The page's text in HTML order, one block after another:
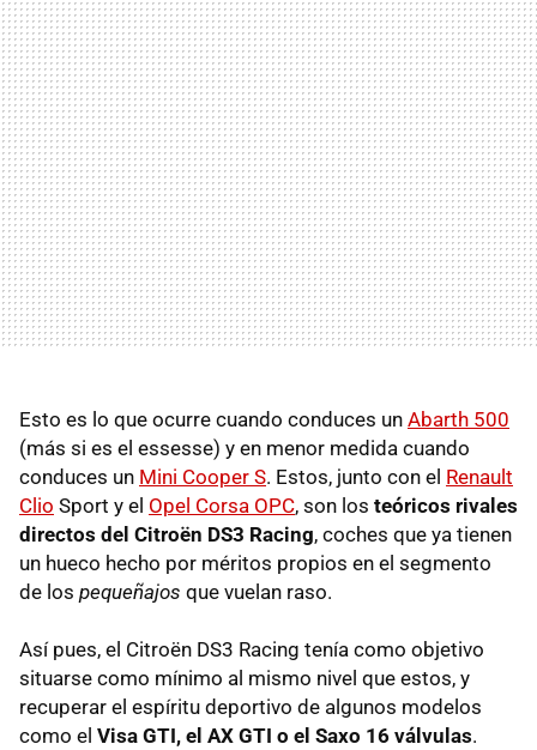
Esto es lo que ocurre cuando conduces un Abarth 500
(más si es el essesse) y en menor medida cuando
conduces un Mini Cooper S. Estos, junto con el Renault
Clio Sport y el Opel Corsa OPC, son los teóricos rivales
directos del Citroën DS3 Racing, coches que ya tienen
un hueco hecho por méritos propios en el segmento
de los pequeñajos que vuelan raso.
Así pues, el Citroën DS3 Racing tenía como objetivo
situarse como mínimo al mismo nivel que estos, y
recuperar el espíritu deportivo de algunos modelos
como el Visa GTI, el AX GTI o el Saxo 16 válvulas.